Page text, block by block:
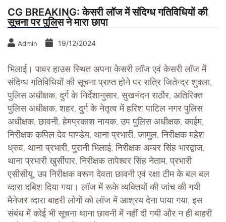
CG BREAKING: केसरी लॉज में संदिग्ध गतिविधियों की
सूचना पर पुलिस ने मारा छापा
Admin 19/12/2024
भिलाई। पावर हाउस स्थित अपना केसरी लॉज एवं केसरी लॉज में
संदिग्ध गतिविधियों की सूचना प्राप्त होने पर रात्रि जितेन्द्र शुक्ला,
पुलिस अधीक्षक, दुर्ग के निर्देशानुसार, सुखनंदन राठौर, अतिरिक्त
पुलिस अधीक्षक, शहर, दुर्ग के नेतृत्व में हरिश पाटिल नगर पुलिस
अधीक्षक, छावनी, हेमप्रकाश नायक, उप पुलिस अधीक्षक, काईम,
निरीक्षक कपिल देव पाण्डेय, थाना प्रभारी, जामुल, निरीक्षक महेश
ध्रुव, थाना प्रभारी, पुरानी भिलाई, निरीक्षक अम्बर सिंह भारद्वाज,
थाना प्रभारी खुर्सीपार, निरीक्षक तापेश्वर सिंह नेताम, प्रभारी
एसीसीयू, उप निरीक्षक वरूण देवता छावनी एवं रक्षा टीम के बल बल
व्दारा दबिश दिया गया। लॉज में रूके व्यक्तियों की जांच की गयी
मैनेजर व्दारा बाहरी लोगों को लॉज में आश्रय देना पाया गया, इस
संबंध में कोई भी सूचना थाना छावनी में नहीं दी गयी और न ही बाहरी